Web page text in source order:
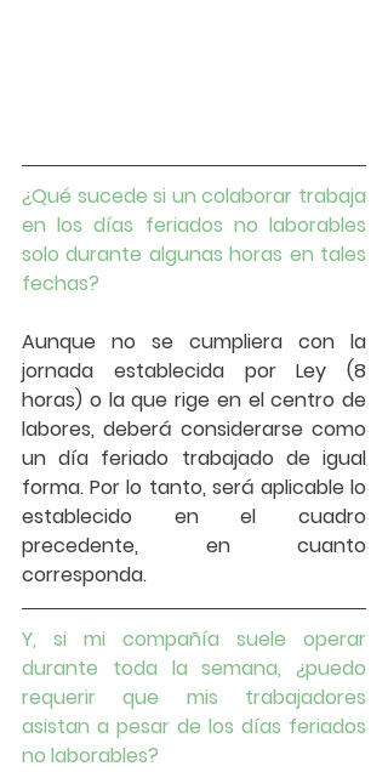
¿Qué sucede si un colaborar trabaja
en los días feriados no laborables
solo durante algunas horas en tales
fechas?
Aunque no se cumpliera con la
jornada establecida por Ley (8
horas) o la que rige en el centro de
labores, deberá considerarse como
un día feriado trabajado de igual
forma. Por lo tanto, será aplicable lo
establecido en el cuadro
precedente, en cuanto
corresponda.
Y, si mi compañía suele operar
durante toda la semana, ¿puedo
requerir que mis trabajadores
asistan a pesar de los días feriados
no laborables?